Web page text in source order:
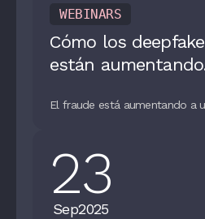
WEBINARS
Cómo los
están
El fraude está aumentando a
23
Sep2025